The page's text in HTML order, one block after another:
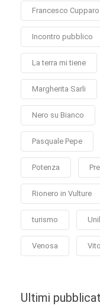
Francesco Cupparo
Incontro pubblico
La terra mi tiene
Margherita Sarli
Nero su Bianco
Pasquale Pepe
Potenza
Rionero in Vulture
turismo
Venosa
Ultimi